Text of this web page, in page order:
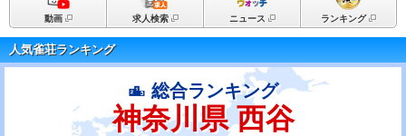
動画 求人検索 ニュース ランキング
人気雀荘ランキング
総合ランキング
神奈川県 西谷